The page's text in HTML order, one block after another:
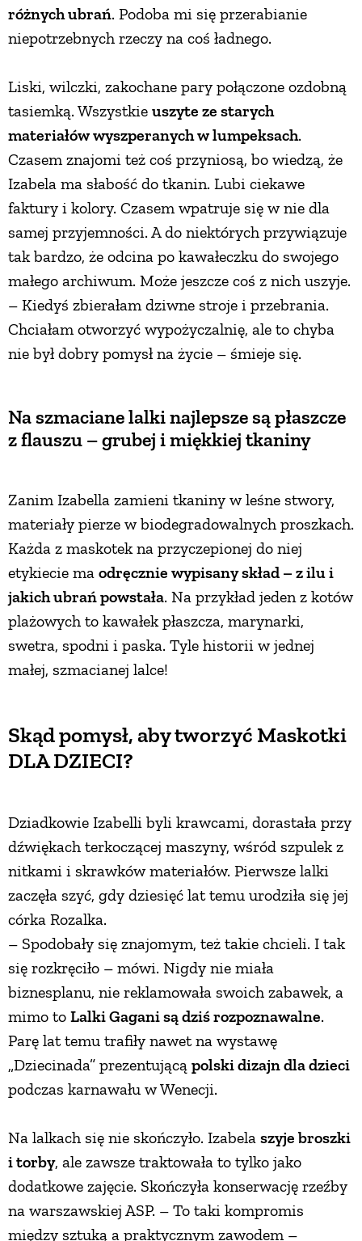
różnych ubrań. Podoba mi się przerabianie
niepotrzebnych rzeczy na coś ładnego.
Liski, wilczki, zakochane pary połączone ozdobną
tasiemką. Wszystkie uszyte ze starych
materiałów wyszperanych w lumpeksach.
Czasem znajomi też coś przyniosą, bo wiedzą, że
Izabela ma słabość do tkanin. Lubi ciekawe
faktury i kolory. Czasem wpatruje się w nie dla
samej przyjemności. A do niektórych przywiązuje
tak bardzo, że odcina po kawałeczku do swojego
małego archiwum. Może jeszcze coś z nich uszyje.
– Kiedyś zbierałam dziwne stroje i przebrania.
Chciałam otworzyć wypożyczalnię, ale to chyba
nie był dobry pomysł na życie – śmieje się.
Na szmaciane lalki najlepsze są płaszcze
z flauszu – grubej i miękkiej tkaniny
Zanim Izabella zamieni tkaniny w leśne stwory,
materiały pierze w biodegradowalnych proszkach.
Każda z maskotek na przyczepionej do niej
etykiecie ma odręcznie wypisany skład – z ilu i
jakich ubrań powstała. Na przykład jeden z kotów
plażowych to kawałek płaszcza, marynarki,
swetra, spodni i paska. Tyle historii w jednej
małej, szmacianej lalce!
Skąd pomysł, aby tworzyć Maskotki
DLA DZIECI?
Dziadkowie Izabelli byli krawcami, dorastała przy
dźwiękach terkoczącej maszyny, wśród szpulek z
nitkami i skrawków materiałów. Pierwsze lalki
zaczęła szyć, gdy dziesięć lat temu urodziła się jej
córka Rozalka.
– Spodobały się znajomym, też takie chcieli. I tak
się rozkręciło – mówi. Nigdy nie miała
biznesplanu, nie reklamowała swoich zabawek, a
mimo to Lalki Gagani są dziś rozpoznawalne.
Parę lat temu trafiły nawet na wystawę
„Dziecinada” prezentującą polski dizajn dla dzieci
podczas karnawału w Wenecji.
Na lalkach się nie skończyło. Izabela szyje broszki
i torby, ale zawsze traktowała to tylko jako
dodatkowe zajęcie. Skończyła konserwację rzeźby
na warszawskiej ASP. – To taki kompromis
między sztuką a praktycznym zawodem –